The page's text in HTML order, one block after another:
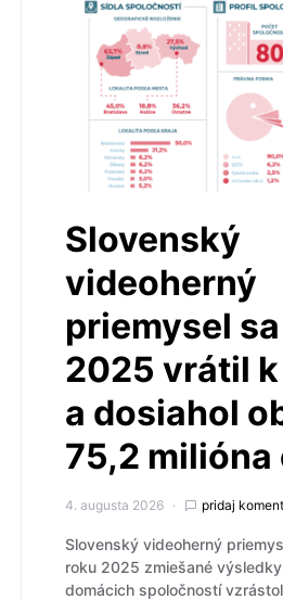
Slovenský
videoherný
priemysel
2025 vrátil
a dosiahol
75,2 milióna
4. augusta 2026 pridaj
Slovenský videoherný
roku 2025 zmiešané
domácich spoločností